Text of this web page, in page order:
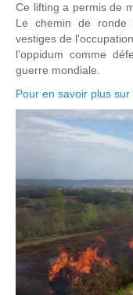
Ce lifting a permis de
Le chemin de ronde
vestiges de
l'oppidum comme
guerre mondiale.
Pour en savoir plus